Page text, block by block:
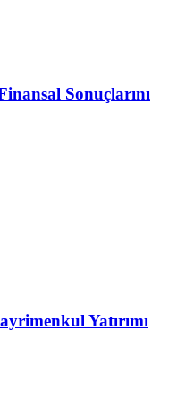
Sonuçlarını
Yatırımı